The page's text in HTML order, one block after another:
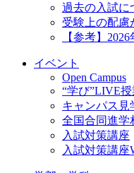
過去の入試に
受験上の配慮
【参考】
イベント
Open Campus
“学び”LIVE
キャンパス見
全国合同進学
入試対策講座
入試対策講座